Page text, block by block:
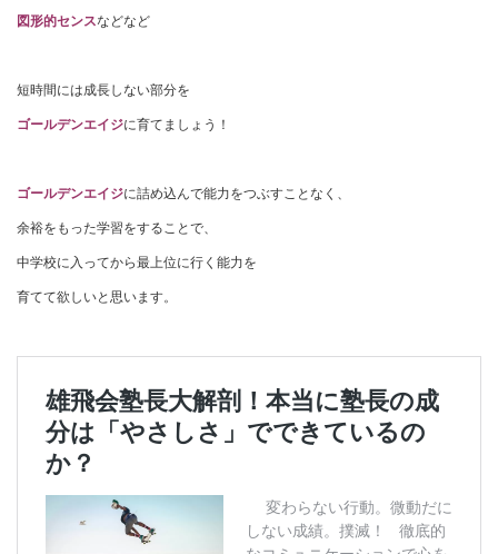
図形的センスなどなど
短時間には成長しない部分を
ゴールデンエイジに育てましょう！
ゴールデンエイジに詰め込んで能力をつぶすことなく、
余裕をもった学習をすることで、
中学校に入ってから最上位に行く能力を
育てて欲しいと思います。